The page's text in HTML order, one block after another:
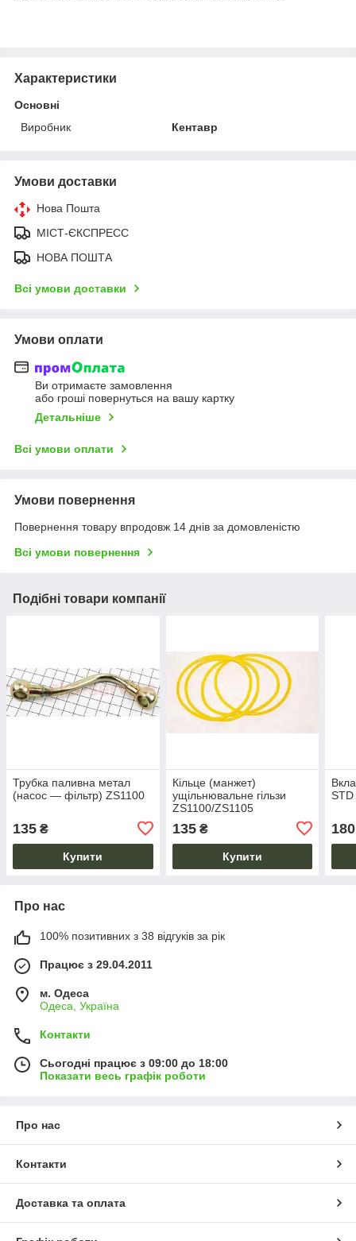
Характеристики
Основні
Виробник
Кентавр
Умови доставки
Нова Пошта
МІСТ-ЄКСПРЕСС
НОВА ПОШТА
Всі умови доставки
Умови оплати
Ви отримаєте замовлення
або гроші повернуться на вашу картку
Детальніше
Всі умови оплати
Умови повернення
Повернення товару впродовж 14 днів за домовленістю
Всі умови повернення
Подібні товари компанії
Трубка паливна метал
(насос — фільтр) ZS1100
135 ₴
Купити
Кільце (манжет)
ущільнювальне гільзи
ZS1100/ZS1105
135₴
Купити
STD
180
Про нас
100% позитивних з 38 відгуків за рік
Працює з 29.04.2011
м. Одеса
Одеса, Україна
Контакти
Сьогодні працює з 09:00 до 18:00
Показати весь графік роботи
Про нас
Контакти
Доставка та оплата